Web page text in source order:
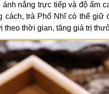
nắng trực tiếp và độ ẩm
cách, trà Phổ Nhĩ có thể
theo thời gian, tăng giá trị